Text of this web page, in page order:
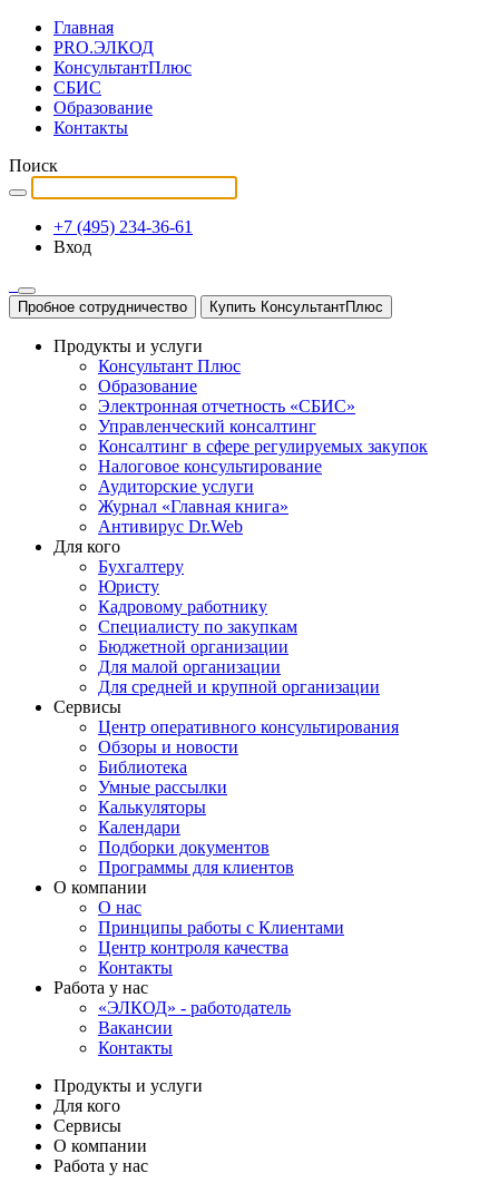
Главная
PRO.ЭЛКОД
КонсультантПлюс
СБИС
Образование
Контакты
Поиск
+7 (495) 234-36-61
Вход
Пробное сотрудничество Купить КонсультантПлюс
Продукты и услуги
Консультант Плюс
Образование
Электронная отчетность «СБИС»
Управленческий консалтинг
Консалтинг в сфере регулируемых закупок
Налоговое консультирование
Аудиторские услуги
Журнал «Главная книга»
Антивирус Dr.Web
Для кого
Бухгалтеру
Юристу
Кадровому работнику
Специалисту по закупкам
Бюджетной организации
Для малой организации
Для средней и крупной организации
Сервисы
Центр оперативного консультирования
Обзоры и новости
Библиотека
Умные рассылки
Калькуляторы
Календари
Подборки документов
Программы для клиентов
О компании
О нас
Принципы работы с Клиентами
Центр контроля качества
Контакты
Работа у нас
«ЭЛКОД» - работодатель
Вакансии
Контакты
Продукты и услуги
Для кого
Сервисы
О компании
Работа у нас